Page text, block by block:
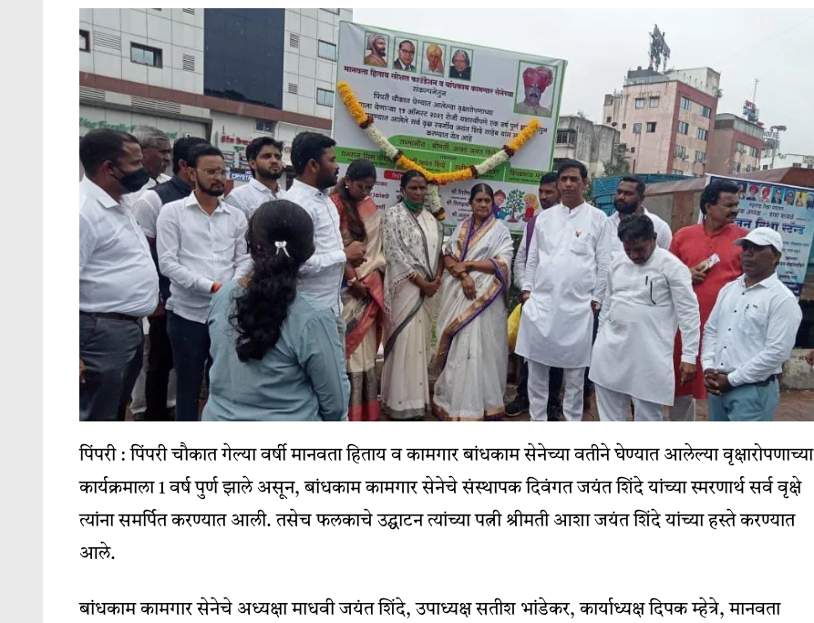
पिंपरी : पिंपरी चौकात गेल्या वर्षी मानवता हिताय व कामगार बांधकाम सेनेच्या वतीने घेण्यात आलेल्या वृक्षारोपणाच्या
कार्यक्रमाला 1 वर्ष पुर्ण झाले असून, बांधकाम कामगार सेनेचे संस्थापक दिवंगत जयंत शिंदे यांच्या स्मरणार्थ सर्व वृक्षे
त्यांना समर्पित करण्यात आली. तसेच फलकाचे उद्घाटन त्यांच्या पत्नी श्रीमती आशा जयंत शिंदे यांच्या हस्ते करण्यात
आले.
बांधकाम कामगार सेनेचे अध्यक्षा माधवी जयंत शिंदे, उपाध्यक्ष सतीश भांडेकर, कार्याध्यक्ष दिपक म्हेत्रे, मानवता